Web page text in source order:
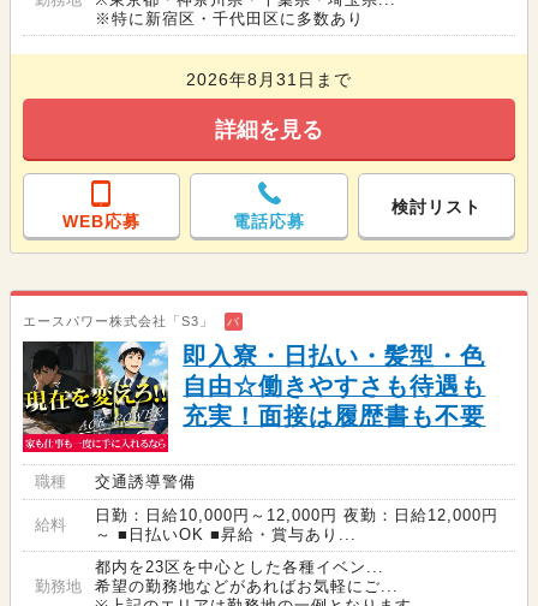
※特に新宿区・千代田区に多数あり
2026年8月31日まで
詳細を見る
WEB応募 電話応募
検討リスト
エースパワー株式会社「S3」 バ
即入寮・日払い・髪型・色
自由☆働きやすさも待遇も
充実！面接は履歴書も不要
職種 交通誘導警備
給料
日勤：日給10,000円～12,000円 夜勤：日給12,000円
～ ■日払いOK ■昇給・賞与あり...
勤務地
都内を23区を中心とした各種イベン...
希望の勤務地などがあればお気軽にご...